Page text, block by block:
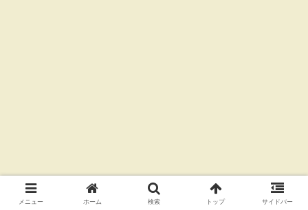
メニュー ホーム 検索 トップ サイドバー